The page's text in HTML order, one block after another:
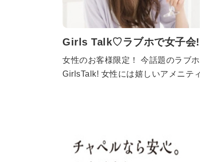
Girls Talk♡ラブホで女子会!
女性のお客様限定！ 今話題のラブ
GirlsTalk! 女性には嬉しいアメニテ